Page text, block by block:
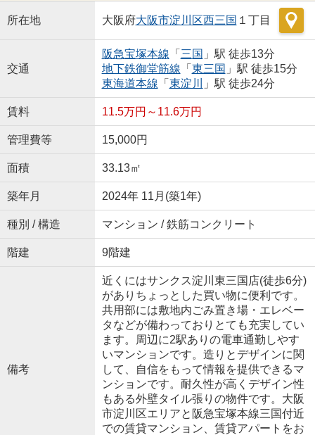
所在地 大阪府大阪市淀川区西三国 １丁目
交通
阪急宝塚本線 「 三国 」駅 徒歩13分
地下鉄御堂筋線 「 東三国 」駅 徒歩15分
東海道本線 「 東淀川 」駅 徒歩24分
賃料 11.5万円～11.6万円
管理費等 15,000円
面積 33.13㎡
築年月 2024年 11月(築1年)
種別 / 構造 マンション / 鉄筋コンクリート
階建 9階建
備考
近くにはサンクス淀川東三国店(徒歩6分)
がありちょっとした買い物に便利です。
共用部には敷地内ごみ置き場・エレベー
タなどが備わっておりとても充実してい
ます。周辺に2駅ありの電車通勤しやす
いマンションです。造りとデザインに関
して、自信をもって情報を提供できるマ
ンションです。耐久性が高くデザイン性
もある外壁タイル張りの物件です。大阪
市淀川区エリアと阪急宝塚本線三国付近
での賃貸マンション、賃貸アパートをお